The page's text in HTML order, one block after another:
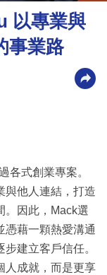
以專業與
事業路
各式創業專案。
與他人連結，打造
。因此，Mack選
憑藉一顆熱愛溝通
建立客戶信任。
人成就，而是更享